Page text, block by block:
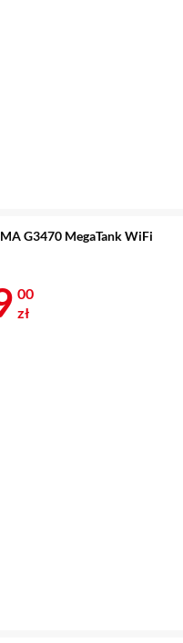
G3470 MegaTank WiFi
679 zł
00
zł